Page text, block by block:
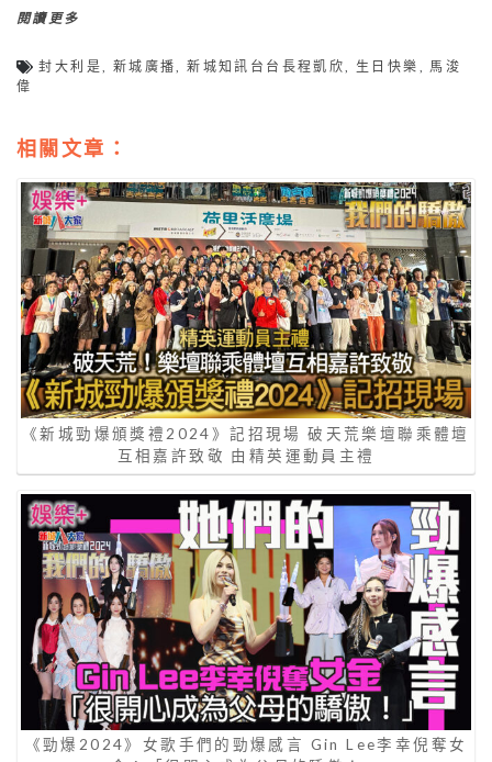
閱讀更多
封大利是 新城廣播 ,新城知訊台台長程凱欣 生日快樂
馬浚
偉
相關文章：
《新城勁爆頒獎禮2024》記招現場 破天荒樂壇聯乘體壇
互相嘉許致敬 由精英運動員主禮
《勁爆2024》女歌手們的勁爆感言 Gin Lee李幸倪奪女